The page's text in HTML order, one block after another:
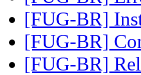
[FUG-BR]
[FUG-BR]
[FUG-BR]